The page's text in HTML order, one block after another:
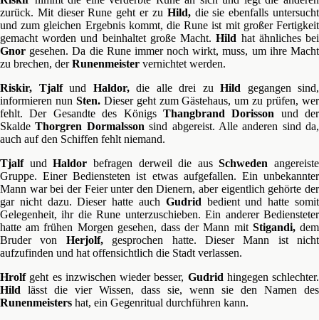
zurück. Mit dieser Rune geht er zu Hild,die sie ebenfalls untersucht
und zum gleichen Ergebnis kommt, die Rune ist mit großer Fertigkeit
gemacht worden und beinhaltet große Macht.Hild hat ähnliches bei
Gnor gesehen. Da die Rune immer noch wirkt, muss, um ihre Macht
zu brechen, derRunenmeister vernichtet werden.
Riskir, Tjalfund Haldor,die alle drei zu Hild gegangen sind,
informieren nun Sten.Dieser geht zum Gästehaus, um zu prüfen, wer
fehlt. Der Gesandte des Königs Thangbrand Dorisson und der
SkaldeThorgren Dormalsson sind abgereist. Alle anderen sind da,
auch auf den Schiffen fehlt niemand.
TjalfundHaldor befragen derweil die ausSchweden angereiste
Gruppe. Einer Bediensteten ist etwas aufgefallen. Ein unbekannter
Mann war bei der Feier unter den Dienern, aber eigentlich gehörte der
gar nicht dazu. Dieser hatte auch Gudrid bedient und hatte somit
Gelegenheit, ihr die Rune unterzuschieben. Ein anderer Bediensteter
hatte am frühen Morgen gesehen, dass der Mann mit Stigandi,dem
Bruder von Herjolf,gesprochen hatte. Dieser Mann ist nicht
aufzufinden und hat offensichtlich die Stadt verlassen.
Hrolfgeht es inzwischen wieder besser, Gudrid hingegen schlechter.
Hild lässt die vier Wissen, dass sie, wenn sie den Namen des
Runenmeisters hat, ein Gegenritual durchführen kann.